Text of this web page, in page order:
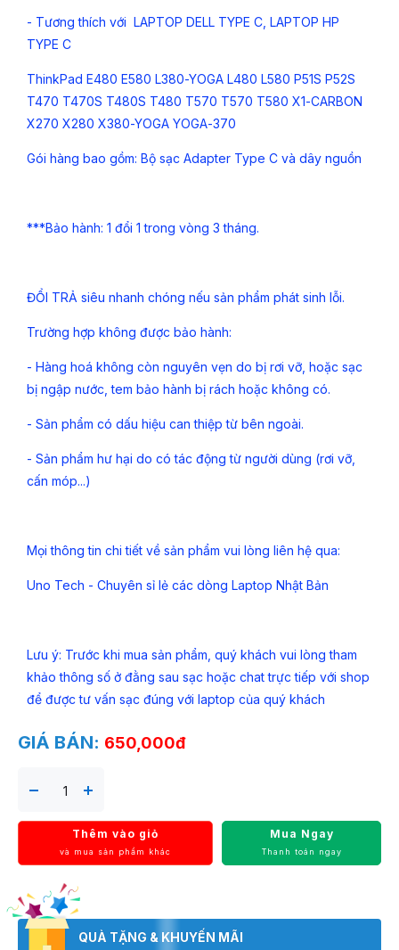
- Tương thích với LAPTOP DELL TYPE C, LAPTOP HP
TYPE C
ThinkPad E480 E580 L380-YOGA L480 L580 P51S P52S
T470 T470S T480S T480 T570 T570 T580 X1-CARBON
X270 X280 X380-YOGA YOGA-370
Gói hàng bao gồm: Bộ sạc Adapter Type C và dây nguồn
***Bảo hành: 1 đổi 1 trong vòng 3 tháng.
ĐỔI TRẢ siêu nhanh chóng nếu sản phẩm phát sinh lỗi.
Trường hợp không được bảo hành:
- Hàng hoá không còn nguyên vẹn do bị rơi vỡ, hoặc sạc
bị ngập nước, tem bảo hành bị rách hoặc không có.
- Sản phẩm có dấu hiệu can thiệp từ bên ngoài.
- Sản phẩm hư hại do có tác động từ người dùng (rơi vỡ,
cấn móp...)
Mọi thông tin chi tiết về sản phẩm vui lòng liên hệ qua:
Uno Tech - Chuyên sỉ lẻ các dòng Laptop Nhật Bản
Lưu ý: Trước khi mua sản phẩm, quý khách vui lòng tham
khảo thông số ở đằng sau sạc hoặc chat trực tiếp với shop
để được tư vấn sạc đúng với laptop của quý khách
GIÁ BÁN: 650,000đ
Thêm vào giỏ
và mua sản phẩm khác
Mua Ngay
Thanh toán ngay
QUÀ TẶNG & KHUYẾN MÃI